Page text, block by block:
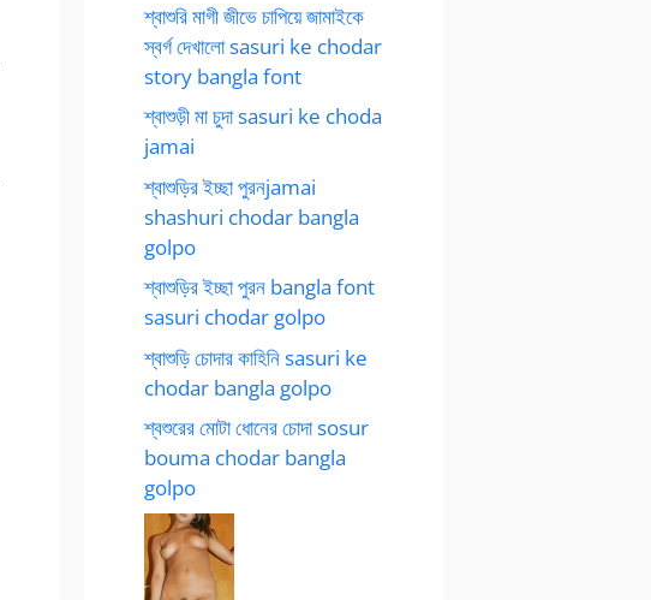
শ্বাশুরি মাগী জীভে চাপিয়ে জামাইকে
স্বর্গ দেখালো sasuri ke chodar
story bangla font
শ্বাশুড়ী মা চুদা sasuri ke choda
jamai
শ্বাশুড়ির ইচ্ছা পুরনjamai
shashuri chodar bangla
golpo
শ্বাশুড়ির ইচ্ছা পুরন bangla font
sasuri chodar golpo
শ্বাশুড়ি চোদার কাহিনি sasuri ke
chodar bangla golpo
শ্বশুরের মোটা ধোনের চোদা sosur
bouma chodar bangla
golpo